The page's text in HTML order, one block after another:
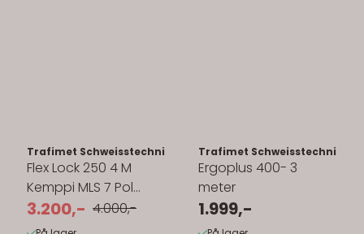
Trafimet Schweisstechnik GmbH
Flex Lock 250 4 M
Kemppi MLS 7 Pol
Vannkjølt
3.200,- 4.000,-
Trafimet Schweisstechnik
Ergoplus 400- 3
meter
1.999,-